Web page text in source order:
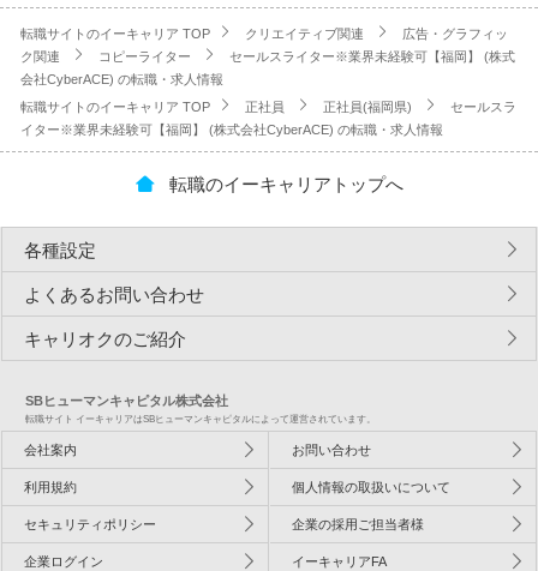
転職サイトのイーキャリア TOP クリエイティブ関連
広告・グラフィッ
ク関連
コピーライター
セールスライター※業界未経験可【福岡】 (株式
会社CyberACE) の転職・求人情報
転職サイトのイーキャリア TOP
正社員 正社員(福岡県)
セールスラ
イター※業界未経験可【福岡】 (株式会社CyberACE) の転職・求人情報
転職のイーキャリアトップへ
各種設定
よくあるお問い合わせ
キャリオクのご紹介
SBヒューマンキャピタル株式会社
転職サイト イーキャリアはSBヒューマンキャピタルによって運営されています。
会社案内 お問い合わせ
利用規約 個人情報の取扱いについて
セキュリティポリシー 企業の採用ご担当者様
企業ログイン イーキャリアFA